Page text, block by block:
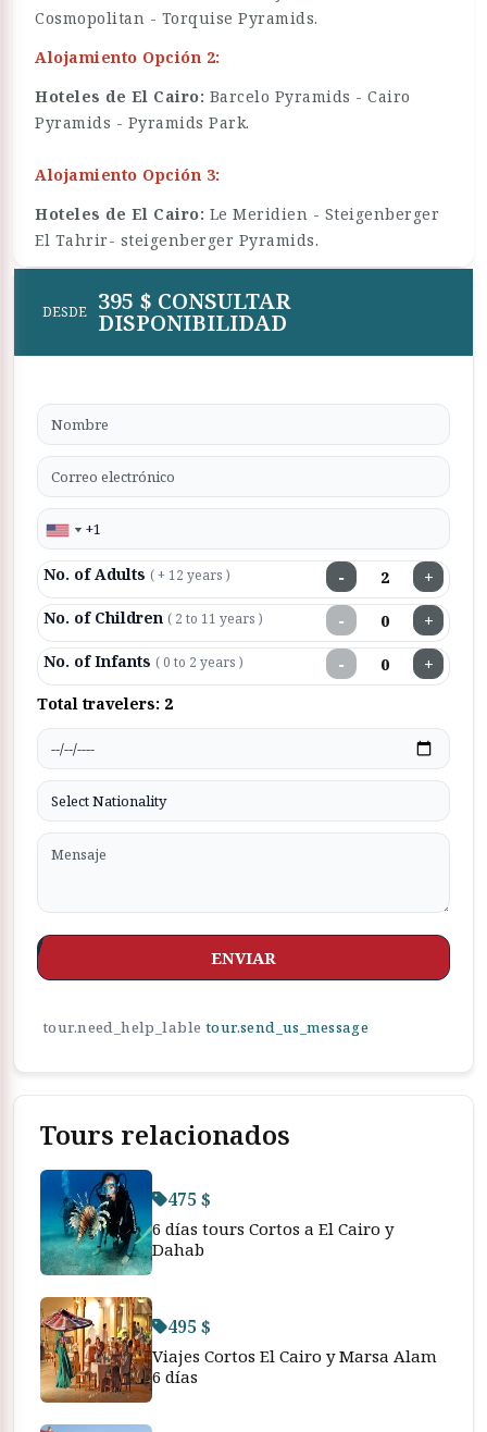
Cosmopolitan - Torquise Pyramids.
Alojamiento Opción 2:
Hoteles de El Cairo: Barcelo Pyramids - Cairo
Pyramids - Pyramids Park.
Alojamiento Opción 3:
Hoteles de El Cairo: Le Meridien - Steigenberger
El Tahrir- steigenberger Pyramids.
DESDE 395 $ CONSULTAR
DISPONIBILIDAD
No. of Adults ( + 12 years ) − +
No. of Children ( 2 to 11 years ) − +
No. of Infants ( 0 to 2 years ) − +
Total travelers: 2
ENVIAR
tour.need_help_lable tour.send_us_message
Tours relacionados
475 $
6 días tours Cortos a El Cairo y
Dahab
495 $
Viajes Cortos El Cairo y Marsa Alam
6 días